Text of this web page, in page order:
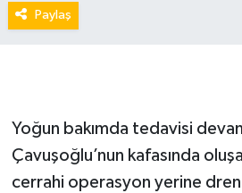
Paylaş
Yoğun bakımda tedavisi
Çavuşoğlu’nun kafasında
cerrahi operasyon yerine dren